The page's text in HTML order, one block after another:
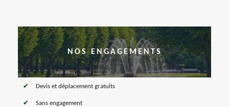
NOS ENGAGEMENTS
Devis et déplacement gratuits
Sans engagement